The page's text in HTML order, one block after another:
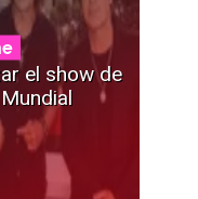
el show de